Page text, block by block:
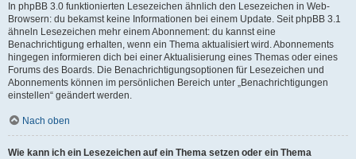
In phpBB 3.0 funktionierten Lesezeichen ähnlich den Lesezeichen in Web-
Browsern: du bekamst keine Informationen bei einem Update. Seit phpBB 3.1
ähneln Lesezeichen mehr einem Abonnement: du kannst eine
Benachrichtigung erhalten, wenn ein Thema aktualisiert wird. Abonnements
hingegen informieren dich bei einer Aktualisierung eines Themas oder eines
Forums des Boards. Die Benachrichtigungsoptionen für Lesezeichen und
Abonnements können im persönlichen Bereich unter „Benachrichtigungen
einstellen“ geändert werden.
Nach oben
Wie kann ich ein Lesezeichen auf ein Thema setzen oder ein Thema